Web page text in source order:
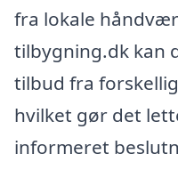
fra lokale
tilbygning.dk kan
tilbud fra
hvilket gør det
informeret